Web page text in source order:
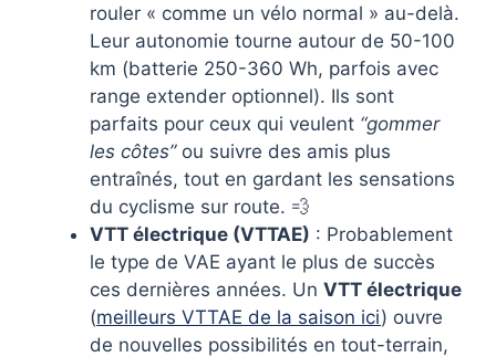
rouler « comme un vélo normal » au-delà.
Leur autonomie tourne autour de 50-100
km (batterie 250-360 Wh, parfois avec
range extender optionnel). Ils sont
parfaits pour ceux qui veulent “gommer
les côtes”ou suivre des amis plus
entraînés, tout en gardant les sensations
du cyclisme sur route. 💨
VTT électrique (VTTAE) : Probablement
le type de VAE ayant le plus de succès
ces dernières années. Un VTT électrique
(meilleurs VTTAE de la saison ici) ouvre
de nouvelles possibilités en tout-terrain,